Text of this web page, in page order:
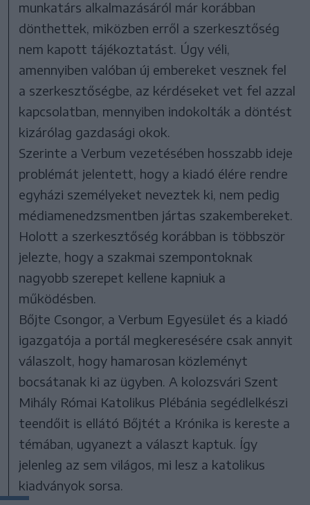
munkatárs alkalmazásáról már korábban
dönthettek, miközben erről a szerkesztőség
nem kapott tájékoztatást. Úgy véli,
amennyiben valóban új embereket vesznek fel
a szerkesztőségbe, az kérdéseket vet fel azzal
kapcsolatban, mennyiben indokolták a döntést
kizárólag gazdasági okok.
Szerinte a Verbum vezetésében hosszabb ideje
problémát jelentett, hogy a kiadó élére rendre
egyházi személyeket neveztek ki, nem pedig
médiamenedzsmentben jártas szakembereket.
Holott a szerkesztőség korábban is többször
jelezte, hogy a szakmai szempontoknak
nagyobb szerepet kellene kapniuk a
működésben.
Bőjte Csongor, a Verbum Egyesület és a kiadó
igazgatója a portál megkeresésére csak annyit
válaszolt, hogy hamarosan közleményt
bocsátanak ki az ügyben. A kolozsvári Szent
Mihály Római Katolikus Plébánia segédlelkészi
teendőit is ellátó Bőjtét a Krónika is kereste a
témában, ugyanezt a választ kaptuk. Így
jelenleg az sem világos, mi lesz a katolikus
kiadványok sorsa.